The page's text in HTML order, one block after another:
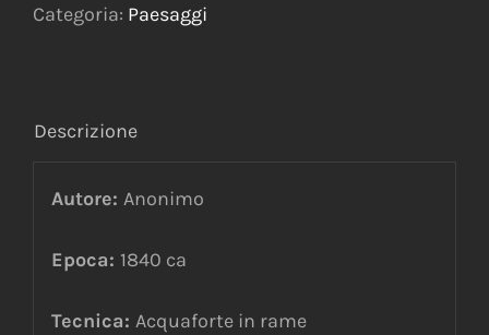
Categoria: Paesaggi
Descrizione
Autore: Anonimo
Epoca: 1840 ca
Tecnica: Acquaforte in rame